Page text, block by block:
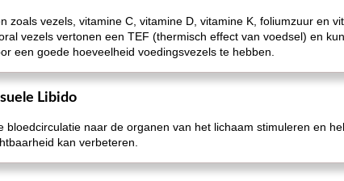
zoals vezels, vitamine C, vitamine D, vitamine K, foliumzuur en
vezels vertonen een TEF (thermisch effect van voedsel) en
een goede hoeveelheid voedingsvezels te hebben.
Libido
bloedcirculatie naar de organen van het lichaam stimuleren en
kan verbeteren.